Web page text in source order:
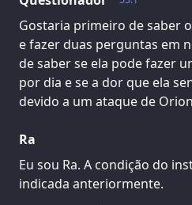
Gostaria primeiro de saber
e fazer duas perguntas em
de saber se ela pode fazer
por dia e se a dor que ela
devido a um ataque de
Ra
Eu sou Ra. A condição do
indicada anteriormente.